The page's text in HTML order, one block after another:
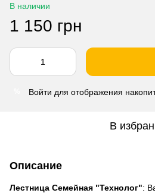
В наличии
1 150 грн
Войти для отображения
В
Описание
Лестница Семейная "Технолог":